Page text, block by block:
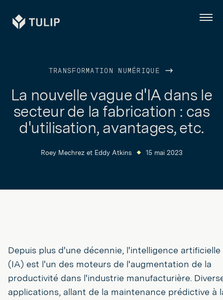
Tulip Menu
TRANSFORMATION NUMÉRIQUE
La nouvelle vague d'IA dans le
secteur de la fabrication : cas
d'utilisation, avantages, etc.
Roey Mechrezet Eddy Atkins 15 mai 2023
Depuis plus d'une décennie, l'intelligence artificielle
(IA) est l'un des moteurs de l'augmentation de la
productivité dans l'industrie manufacturière.
applications, allant de la maintenance prédictive à